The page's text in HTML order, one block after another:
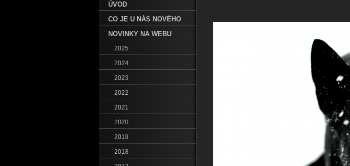
ÚVOD
CO JE U NÁS NOVÉHO
NOVINKY NA WEBU
2025
2024
2023
2022
2021
2020
2019
2018